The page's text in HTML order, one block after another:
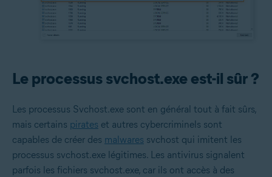
Le processus svchost.exe est-il sûr ?
Les processus Svchost.exe sont en général tout à fait sûrs,
mais certains pirates et autres cybercriminels sont
capables de créer des malwares svchost qui imitent les
processus svchost.exe légitimes. Les antivirus signalent
parfois les fichiers svchost.exe, car ils ont accès à des